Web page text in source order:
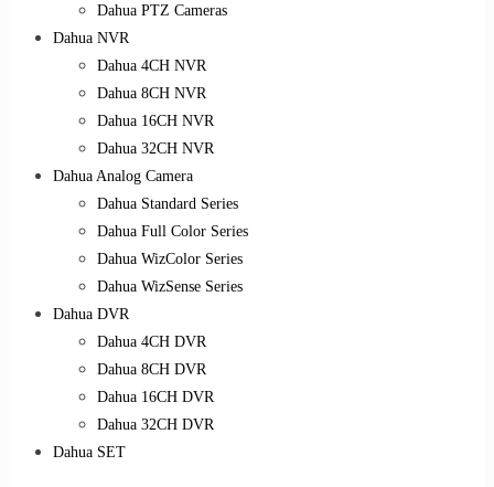
Dahua PTZ Cameras
Dahua NVR
Dahua 4CH NVR
Dahua 8CH NVR
Dahua 16CH NVR
Dahua 32CH NVR
Dahua Analog Camera
Dahua Standard Series
Dahua Full Color Series
Dahua WizColor Series
Dahua WizSense Series
Dahua DVR
Dahua 4CH DVR
Dahua 8CH DVR
Dahua 16CH DVR
Dahua 32CH DVR
Dahua SET